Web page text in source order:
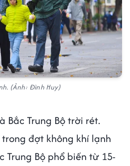
(Ảnh: Đình Huy)
Bắc Trung Bộ trời rét.
đợt không khí lạnh
Trung Bộ phổ biến từ 15-